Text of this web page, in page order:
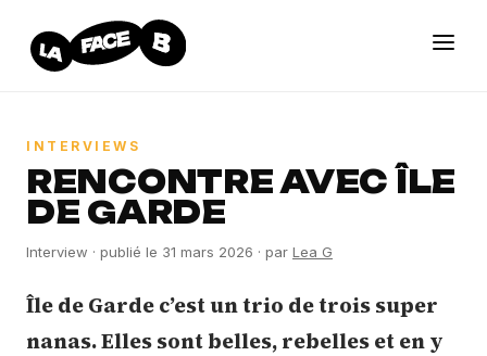
INTERVIEWS
RENCONTRE AVEC ÎLE
DE GARDE
Interview · publié le 31 mars 2026 · par Lea G
Île de Garde c’est un trio de trois super
nanas. Elles sont belles, rebelles et en y